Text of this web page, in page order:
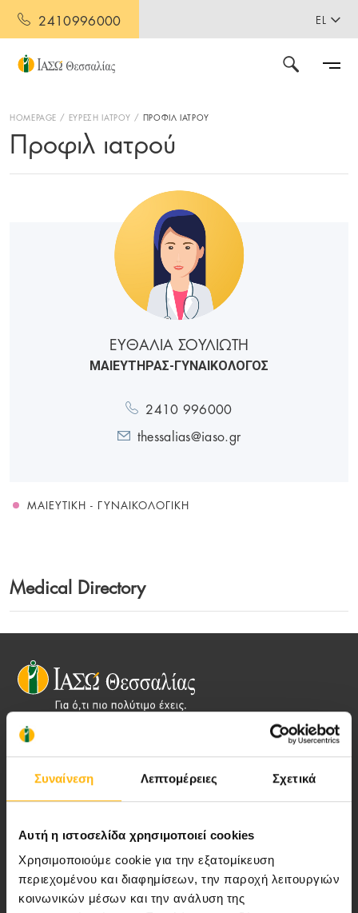
Συναίνεση Λεπτομέρειες Σχετικά
Αυτή η ιστοσελίδα χρησιμοποιεί cookies
Χρησιμοποιούμε cookie για την εξατομίκευση
περιεχομένου και διαφημίσεων, την παροχή λειτουργιών
κοινωνικών μέσων και την ανάλυση της
2410996000 EL
HOMEPAGE ΕΥΡΕΣΗ ΙΑΤΡΟΥ ΠΡΟΦΙΛ ΙΑΤΡΟΥ
Προφιλ ιατρού
ΕΥΘΑΛΙΑ ΣΟΥΛΙΩΤΗ
ΜΑΙΕΥΤΗΡΑΣ-ΓΥΝΑΙΚΟΛΟΓΟΣ
2410 996000
thessalias@iaso.gr
ΜΑΙΕΥΤΙΚΉ - ΓΥΝΑΙΚΟΛΟΓΙΚΉ
Medical Directory
Αποστολή μας να παρέχουμε υψηλής
ποιότητας ολοκληρωμένες υπηρεσίες
υγείας.
Περιοχή Ιατρών
Εκδηλώσεις